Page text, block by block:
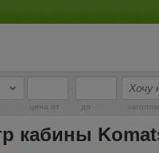
-
цена от до
кабины